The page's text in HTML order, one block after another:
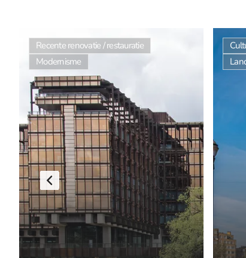
Recente renovatie / restauratie
Modernisme